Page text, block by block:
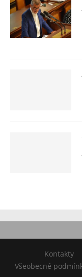
Kontakty
Všeobecné